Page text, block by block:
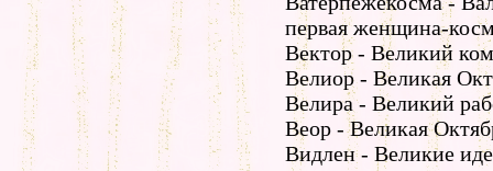
первая женщина-
Вектор - Великий
Велиор - Великая
Велира - Великий
Веор - Великая
Видлен - Великие